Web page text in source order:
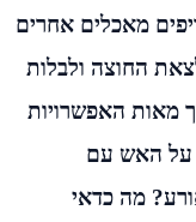
מאכלים אחרים
החוצה ולבלות
מאות האפשרויות
על האש עם
מה כדאי